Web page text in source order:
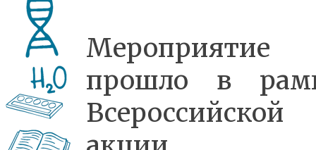
Мероприятие
прошло в
Всероссийской